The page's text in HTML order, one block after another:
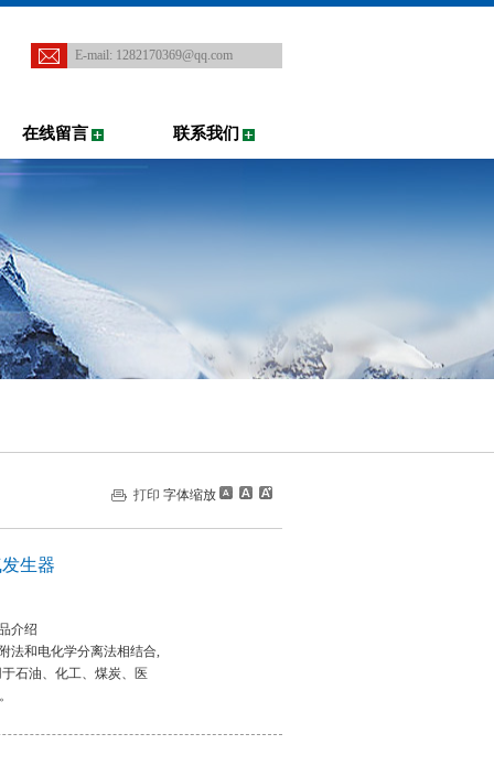
E-mail: 1282170369@qq.com
在线留言 联系我们
打印 字体缩放
生器
介绍
法和电化学分离法相结合,
石油、化工、煤炭、医